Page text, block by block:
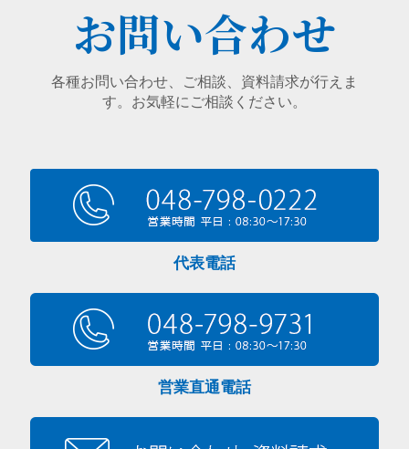
お問い合わせ
各種お問い合わせ、ご相談、資料請求が行えま
す。お気軽にご相談ください。
代表電話
営業直通電話